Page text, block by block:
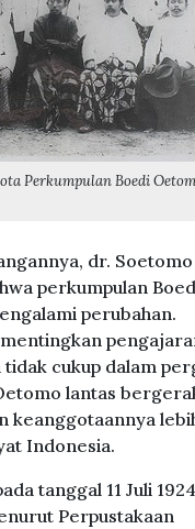
Perkumpulan Boedi
dr. Soetomo
perkumpulan
perubahan.
tidak cukup dalam
lantas
keanggotaannya
Indonesia.
tanggal 11 Juli
Perpustakaan